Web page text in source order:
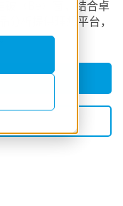
铍（Be）窗，结合卓
分析提供理想平台，